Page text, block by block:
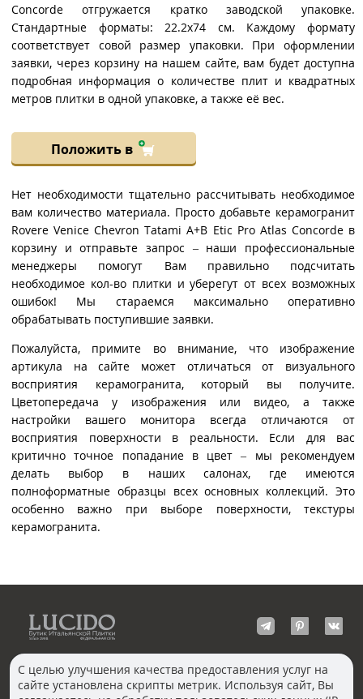
Concorde отгружается кратко заводской упаковке.
Стандартные форматы: 22.2x74 см. Каждому формату
соответствует совой размер упаковки. При оформлении
заявки, через корзину на нашем сайте, вам будет доступна
подробная информация о количестве плит и квадратных
метров плитки в одной упаковке, а также её вес.
Положить в
Нет необходимости тщательно рассчитывать необходимое
вам количество материала. Просто добавьте керамогранит
Rovere Venice Chevron Tatami A+B Etic Pro Atlas Concorde в
корзину и отправьте запрос – наши профессиональные
менеджеры помогут Вам правильно подсчитать
необходимое кол-во плитки и уберегут от всех возможных
ошибок! Мы стараемся максимально оперативно
обрабатывать поступившие заявки.
Пожалуйста, примите во внимание, что изображение
артикула на сайте может отличаться от визуального
восприятия керамогранита, который вы получите.
Цветопередача у изображения или видео, а также
настройки вашего монитора всегда отличаются от
восприятия поверхности в реальности. Если для вас
критично точное попадание в цвет – мы рекомендуем
делать выбор в наших салонах, где имеются
полноформатные образцы всех основных коллекций. Это
особенно важно при выборе поверхности, текстуры
керамогранита.
КОНТАКТЫ
С целью улучшения качества предоставления услуг на
сайте установлена скрипты метрик. Используя сайт, Вы